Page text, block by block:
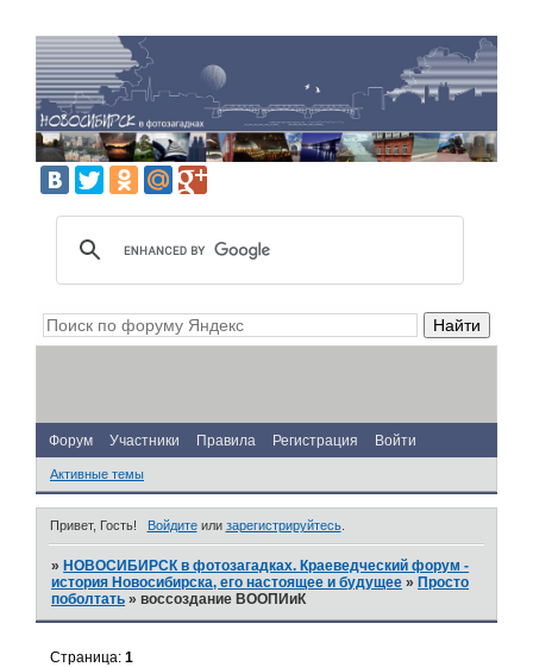
Форум Участники Правила Регистрация Войти
Активные темы
Привет, Гость! Войдитеили зарегистрируйтесь.
» НОВОСИБИРСК в фотозагадках. Краеведческий форум -
история Новосибирска, его настоящее и будущее » Просто
поболтать »воссоздание ВООПИиК
Страница:1